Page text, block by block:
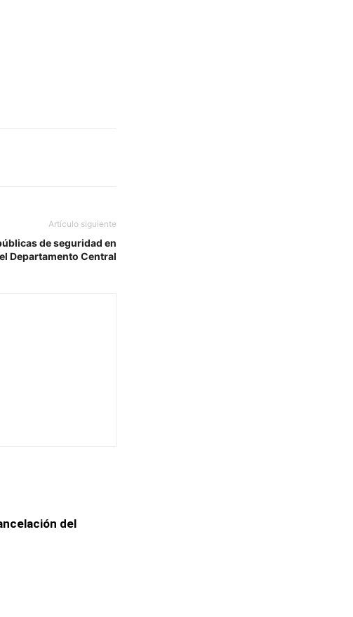
Artículo siguiente
de seguridad en
el Departamento Central
del